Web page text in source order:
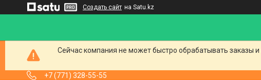
Создать сайт на Satu.kz
Сейчас компания не может быстро обрабатывать заказы
+7 (771) 328-55-55